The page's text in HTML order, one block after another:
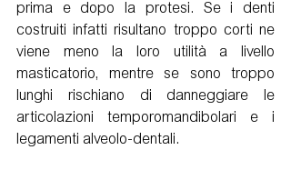
prima e dopo la protesi. Se i denti
costruiti infatti risultano troppo corti ne
viene meno la loro utilità a livello
masticatorio, mentre se sono troppo
lunghi rischiano di danneggiare le
articolazioni temporomandibolari e i
legamenti alveolo-dentali.